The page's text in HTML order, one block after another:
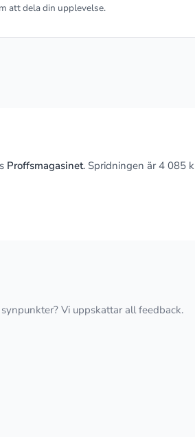
att dela din upplevelse.
Proffsmagasinet. Spridningen är 4 085
Vi uppskattar all feedback.